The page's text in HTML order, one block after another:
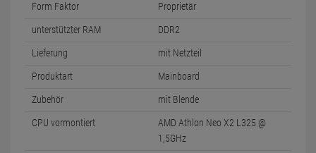
Form Faktor Proprietär
unterstützter RAM DDR2
Lieferung mit Netzteil
Produktart Mainboard
Zubehör mit Blende
CPU vormontiert
AMD Athlon Neo X2 L325 @
1,5GHz